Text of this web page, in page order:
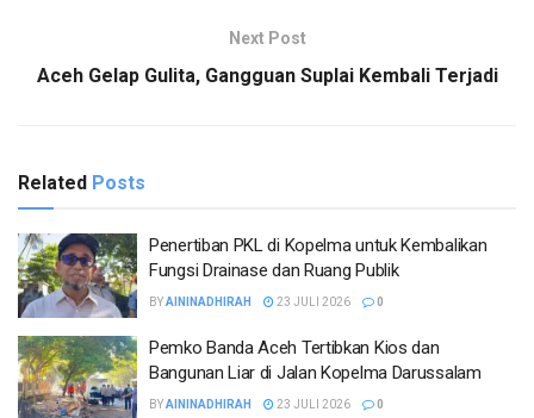
Next Post
Aceh Gelap Gulita, Gangguan Suplai Kembali Terjadi
Related Posts
Penertiban PKL di Kopelma untuk Kembalikan
Fungsi Drainase dan Ruang Publik
BYAININADHIRAH 23 JULI 2026 0
Pemko Banda Aceh Tertibkan Kios dan
Bangunan Liar di Jalan Kopelma Darussalam
BYAININADHIRAH 23 JULI 2026 0